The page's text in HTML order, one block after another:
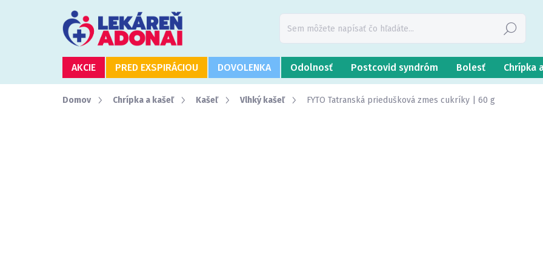
Hľadať
AKCIE PRED EXSPIRÁCIOU DOVOLENKA Odolnosť Postcovid syndróm Bolesť Chrípka
Domov Chrípka a kašeľ Kašeľ Vlhký kašeľ FYTO Tatranská priedušková zmes cukríky | 60 g